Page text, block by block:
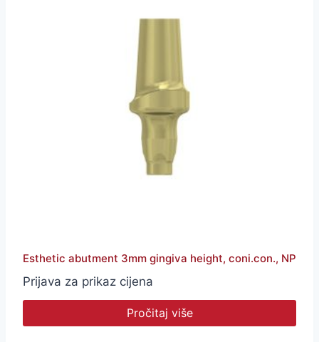
Esthetic abutment 3mm gingiva height, coni.con., NP
Prijava za prikaz cijena
Pročitaj više